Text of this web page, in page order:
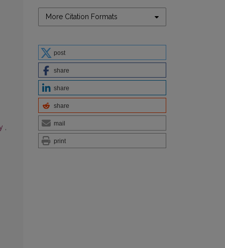
More Citation Formats
post
share
share
share
mail
print
,